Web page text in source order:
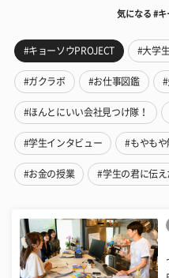
気になる #キ
#キョーソウPROJECT #大学
#ガクラボ #お仕事図鑑
#ほんとにいい会社見つけ隊！
#学生インタビュー #もやもや
#お金の授業 #学生の君に伝え